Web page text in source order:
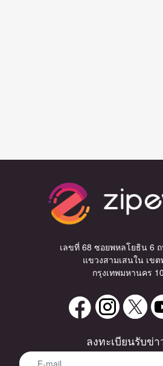
เลขที่ 68 ซอยพหลโยธิน 6
แขวงสามเสนใน เข
กรุงเทพมหานคร
ลงทะเบียนรับข่า